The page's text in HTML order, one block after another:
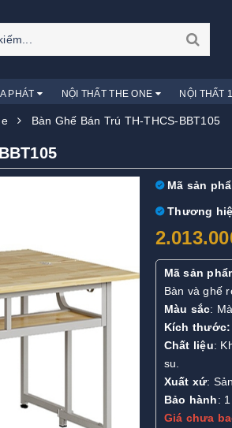
PHÁT NỘI THẤT THE ONE NỘI THẤT
Bàn Ghế Bán Trú TH-THCS-BBT105
Mã sản
Thương
Mã sản
Bàn và ghế
Màu sắc:
Kích thước:
Chất liệu:
su.
Xuất xứ:
Bảo hành:
Giá chưa